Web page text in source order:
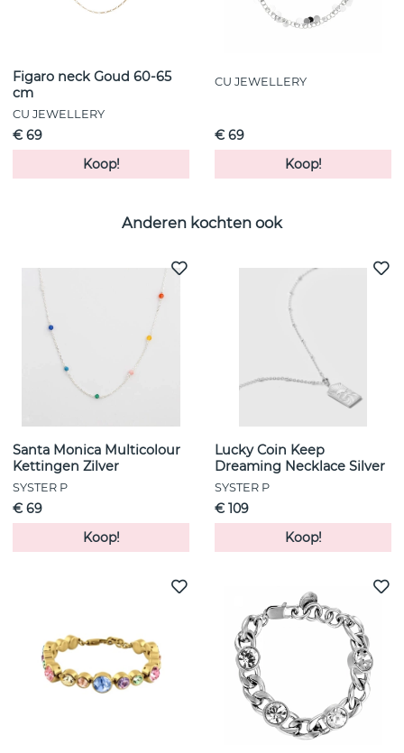
Figaro neck Goud 60-65
cm
CU JEWELLERY
€ 69
Koop!
CU JEWELLERY
€ 69
Koop!
Anderen kochten ook
Santa Monica Multicolour
Kettingen Zilver
SYSTER P
€ 69
Koop!
Lucky Coin Keep
Dreaming Necklace Silver
SYSTER P
€ 109
Koop!